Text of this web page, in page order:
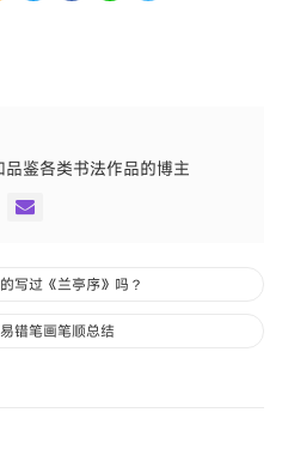
鉴各类书法作品的博主
写过《兰亭序》吗？
错笔画笔顺总结